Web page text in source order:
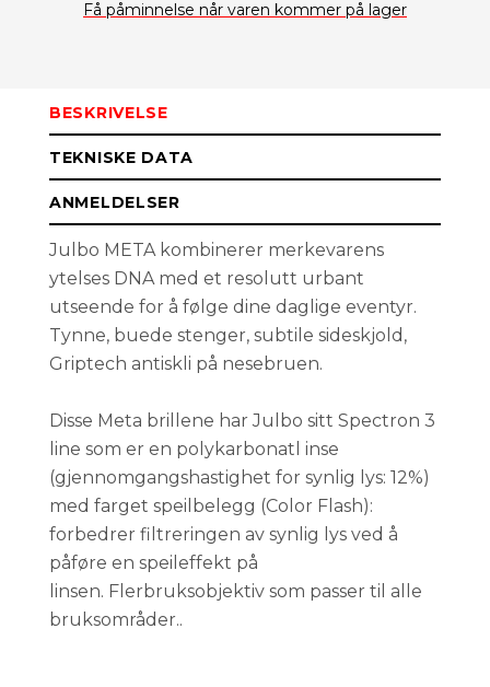
Få påminnelse når varen kommer på lager
BESKRIVELSE
TEKNISKE DATA
ANMELDELSER
Julbo META kombinerer merkevarens
ytelses DNA med et resolutt urbant
utseende for å følge dine daglige eventyr.
Tynne, buede stenger, subtile sideskjold,
Griptech antiskli på nesebruen.
Disse Meta brillene har Julbo sitt Spectron 3
line som er en polykarbonatl inse
(gjennomgangshastighet for synlig lys: 12%)
med farget speilbelegg (Color Flash):
forbedrer filtreringen av synlig lys ved å
påføre en speileffekt på
linsen. Flerbruksobjektiv som passer til alle
bruksområder..